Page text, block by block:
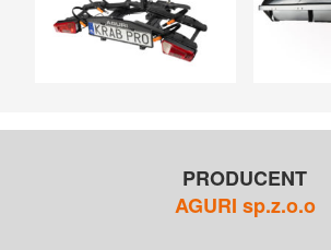
PRODUCENT
AGURI sp.z.o.o